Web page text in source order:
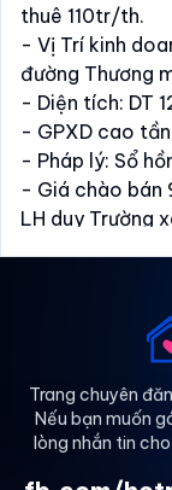
thuê 110tr/th.
- Vị Trí kinh
đường Thương
- Diện tích: DT
- GPXD cao
- Pháp lý: Sổ
- Giá chào bán
LH duy Trường
Trang chuyên
Nếu bạn muốn
lòng nhắn tin